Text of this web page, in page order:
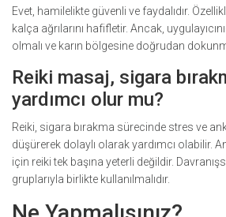
Evet, hamilelikte güvenli ve faydalıdır.
kalça ağrılarını hafifletir. Ancak,
olmalı ve karın bölgesine doğrudan
Reiki masaj, sigara
yardımcı olur mu?
Reiki, sigara bırakma sürecinde stres ve
düşürerek dolaylı olarak yardımcı olabilir.
için reiki tek başına yeterli değildir.
gruplarıyla birlikte kullanılmalıdır.